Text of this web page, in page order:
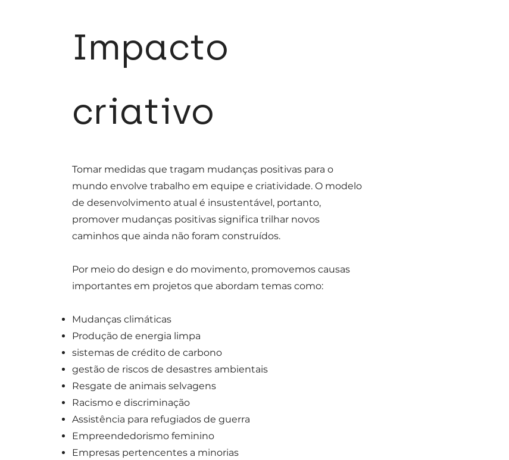
Impacto
criativo
Tomar medidas que tragam mudanças positivas para o
mundo envolve trabalho em equipe e criatividade. O modelo
de desenvolvimento atual é insustentável, portanto,
promover mudanças positivas significa trilhar novos
caminhos que ainda não foram construídos.
Por meio do design e do movimento, promovemos causas
importantes em projetos que abordam temas como:
Mudanças climáticas
Produção de energia limpa
sistemas de crédito de carbono
gestão de riscos de desastres ambientais
Resgate de animais selvagens
Racismo e discriminação
Assistência para refugiados de guerra
Empreendedorismo feminino
Empresas pertencentes a minorias